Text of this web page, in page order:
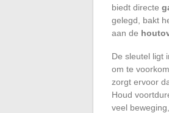
biedt directe
gelegd, bakt
aan de
De sleutel ligt
om te
zorgt ervoor
Houd
veel